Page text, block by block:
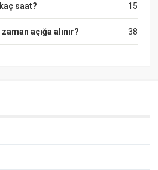
15
saat?
38
açığa alınır?